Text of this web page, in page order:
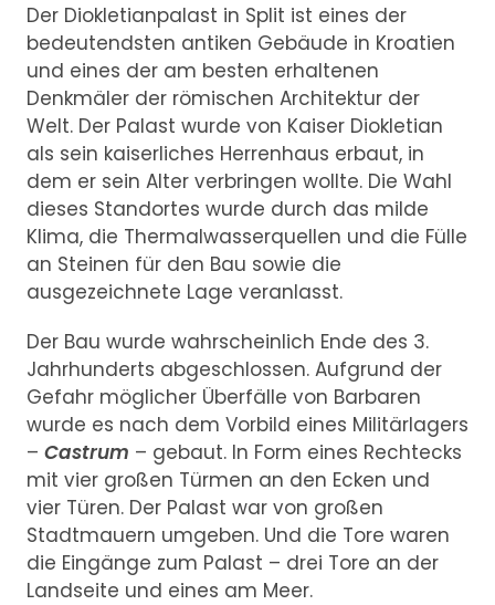
Der Diokletianpalast in Split ist eines der
bedeutendsten antiken Gebäude in Kroatien
und eines der am besten erhaltenen
Denkmäler der römischen Architektur der
Welt. Der Palast wurde von Kaiser Diokletian
als sein kaiserliches Herrenhaus erbaut, in
dem er sein Alter verbringen wollte. Die Wahl
dieses Standortes wurde durch das milde
Klima, die Thermalwasserquellen und die Fülle
an Steinen für den Bau sowie die
ausgezeichnete Lage veranlasst.
Der Bau wurde wahrscheinlich Ende des 3.
Jahrhunderts abgeschlossen. Aufgrund der
Gefahr möglicher Überfälle von Barbaren
wurde es nach dem Vorbild eines Militärlagers
– Castrum – gebaut. In Form eines Rechtecks
mit vier großen Türmen an den Ecken und
vier Türen. Der Palast war von großen
Stadtmauern umgeben. Und die Tore waren
die Eingänge zum Palast – drei Tore an der
Landseite und eines am Meer.